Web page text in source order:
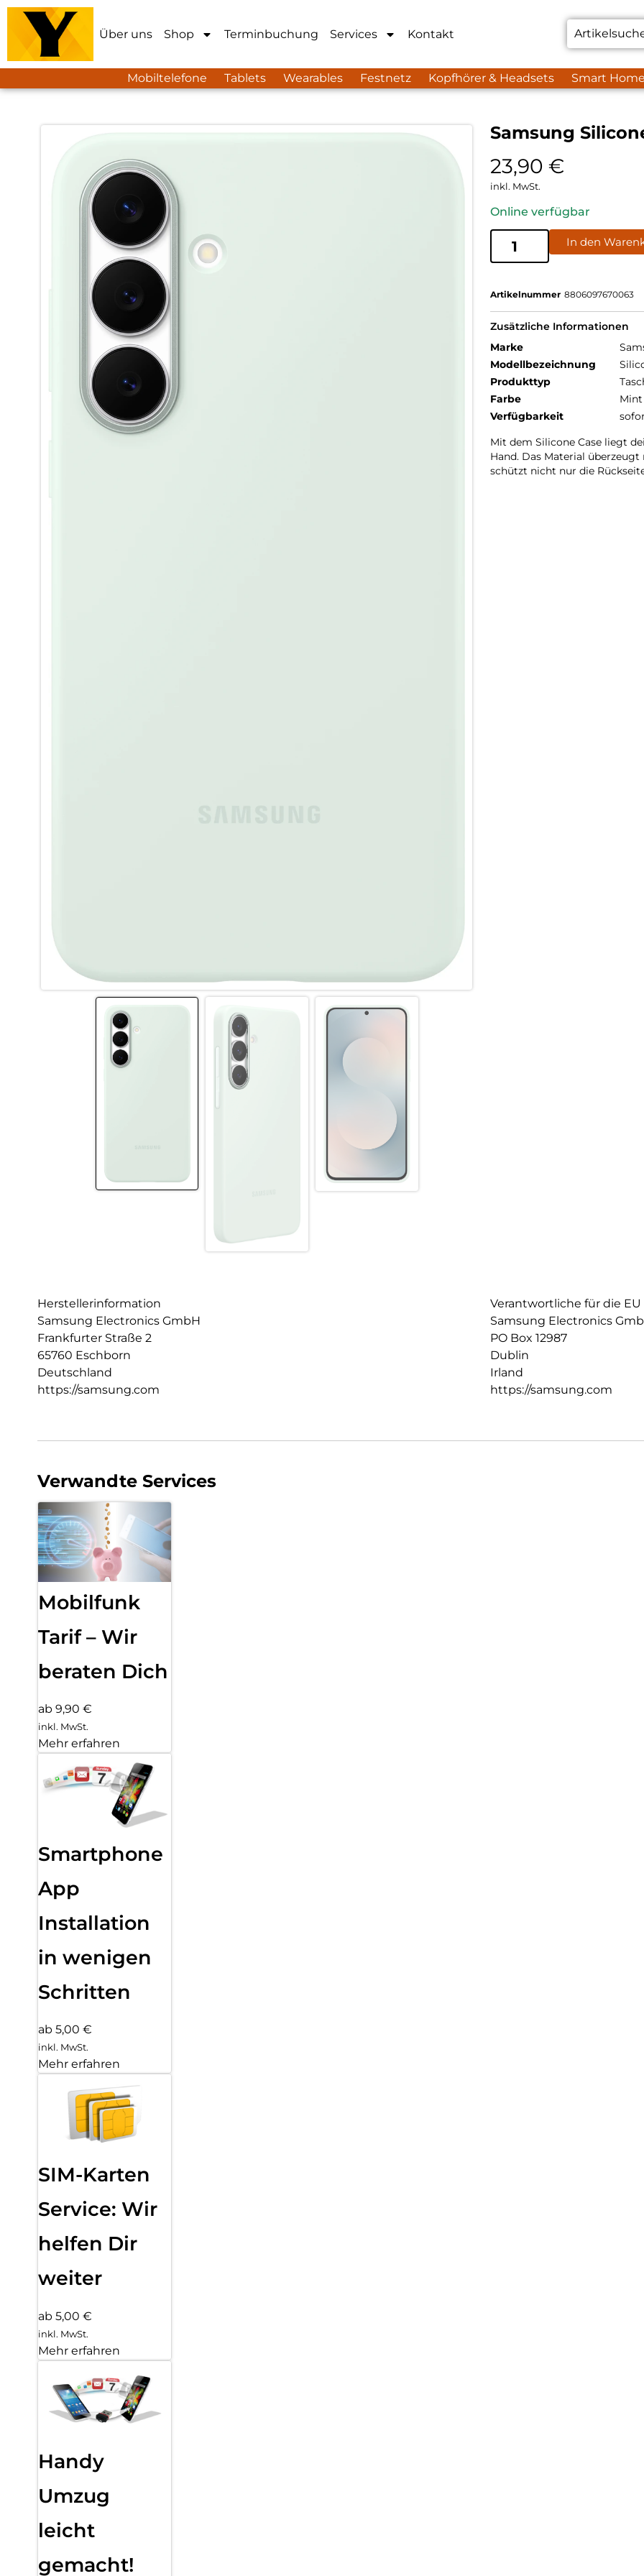
Über uns Shop Terminbuchung Services Kontakt
Mobiltelefone Tablets Wearables Festnetz Kopfhörer & Headsets Smart
Samsung
23,90 €
inkl. MwSt.
Online verfügbar
In den
Artikelnummer 8806097670063
Zusätzliche Informationen
Marke
Modellbezeichnung
Produkttyp
Farbe
Mint
Verfügbarkeit
Mit dem Silicone Case liegt
Hand. Das Material
schützt nicht nur die
Herstellerinformation
Samsung Electronics GmbH
Frankfurter Straße 2
65760 Eschborn
Deutschland
https://samsung.com
Verantwortliche für die EU
Samsung Electronics
PO Box 12987
Dublin
Irland
https://samsung.com
Verwandte Services
Mobilfunk
Tarif – Wir
beraten Dich
ab 9,90 €
inkl. MwSt.
Mehr erfahren
Smartphone
App
Installation
in wenigen
Schritten
ab 5,00 €
inkl. MwSt.
Mehr erfahren
SIM-Karten
Service: Wir
helfen Dir
weiter
ab 5,00 €
inkl. MwSt.
Mehr erfahren
Handy
Umzug
leicht
gemacht!